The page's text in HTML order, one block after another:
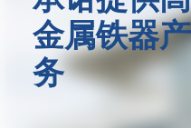
金属铁器
务